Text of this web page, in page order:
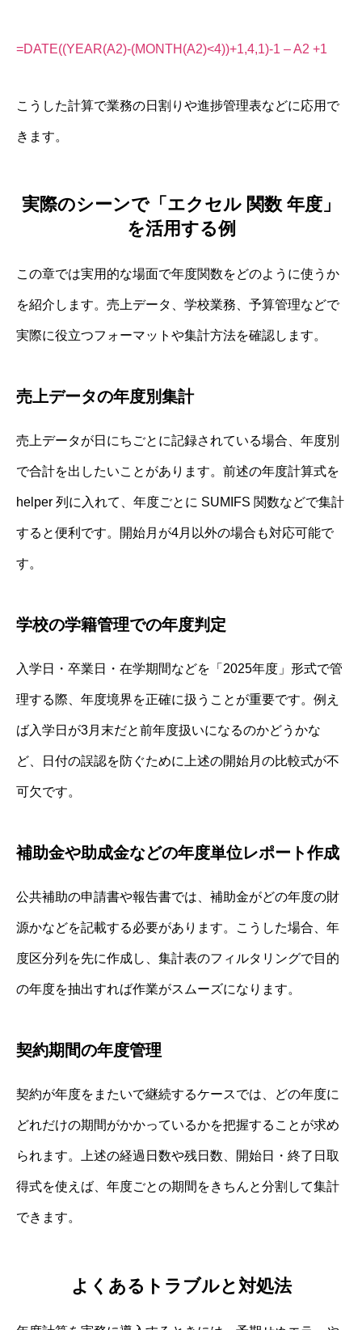
=DATE((YEAR(A2)-(MONTH(A2)<4))+1,4,1)-1 – A2 +1
こうした計算で業務の日割りや進捗管理表などに応用で
きます。
実際のシーンで「エクセル 関数 年度」
を活用する例
この章では実用的な場面で年度関数をどのように使うか
を紹介します。売上データ、学校業務、予算管理などで
実際に役立つフォーマットや集計方法を確認します。
売上データの年度別集計
売上データが日にちごとに記録されている場合、年度別
で合計を出したいことがあります。前述の年度計算式を
helper 列に入れて、年度ごとに SUMIFS 関数などで集計
すると便利です。開始月が4月以外の場合も対応可能で
す。
学校の学籍管理での年度判定
入学日・卒業日・在学期間などを「2025年度」形式で管
理する際、年度境界を正確に扱うことが重要です。例え
ば入学日が3月末だと前年度扱いになるのかどうかな
ど、日付の誤認を防ぐために上述の開始月の比較式が不
可欠です。
補助金や助成金などの年度単位レポート作成
公共補助の申請書や報告書では、補助金がどの年度の財
源かなどを記載する必要があります。こうした場合、年
度区分列を先に作成し、集計表のフィルタリングで目的
の年度を抽出すれば作業がスムーズになります。
契約期間の年度管理
契約が年度をまたいで継続するケースでは、どの年度に
どれだけの期間がかかっているかを把握することが求め
られます。上述の経過日数や残日数、開始日・終了日取
得式を使えば、年度ごとの期間をきちんと分割して集計
できます。
よくあるトラブルと対処法